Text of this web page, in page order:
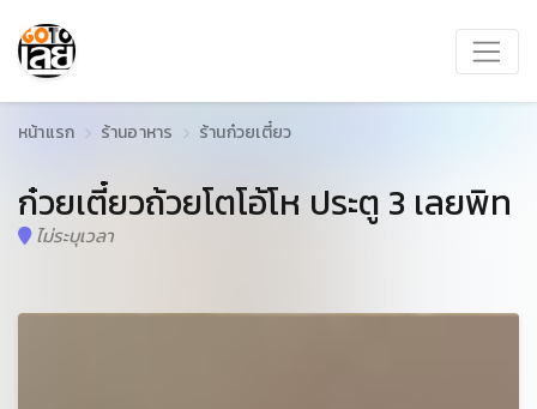
หน้าแรก ร้านอาหาร ร้านก๋วยเตี๋ยว
ก๋วยเตี๋ยวถ้วยโตโอ้โห ประตู 3 เลยพิท
ไม่ระบุเวลา